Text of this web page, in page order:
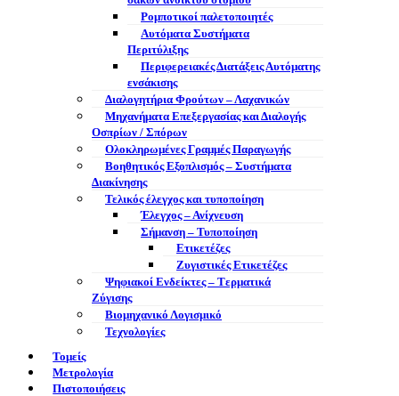
Ρομποτικοί παλετοποιητές
Αυτόματα Συστήματα
Περιτύλιξης
Περιφερειακές Διατάξεις Αυτόματης
ενσάκισης
Διαλογητήρια Φρούτων – Λαχανικών
Μηχανήματα Επεξεργασίας και Διαλογής
Οσπρίων / Σπόρων
Ολοκληρωμένες Γραμμές Παραγωγής
Βοηθητικός Εξοπλισμός – Συστήματα
Διακίνησης
Τελικός έλεγχος και τυποποίηση
Έλεγχος – Ανίχνευση
Σήμανση – Τυποποίηση
Ετικετέζες
Ζυγιστικές Ετικετέζες
Ψηφιακοί Ενδείκτες – Tερματικά
Ζύγισης
Βιομηχανικό Λογισμικό
Τεχνολογίες
Τομείς
Μετρολογία
Πιστοποιήσεις